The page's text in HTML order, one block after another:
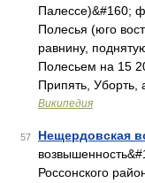
Палессе)&#160;
Полесья (юго
равнину,
Полесьем на 15
Припять, Уборть,
Википедия
57 Нещердовская
Россонского